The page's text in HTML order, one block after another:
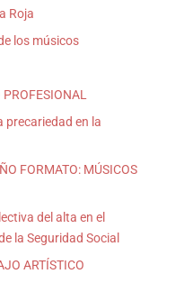
Roja
los músicos
precariedad en la
FORMATO: MÚSICOS
del alta en el
la Seguridad Social
ARTÍSTICO